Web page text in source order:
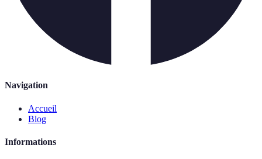
Navigation
Accueil
Blog
Informations